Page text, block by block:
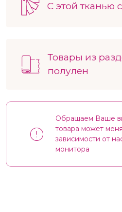
С этой тканью
Товары из
полулен
Обращаем Ваше
товара может
зависимости от
монитора